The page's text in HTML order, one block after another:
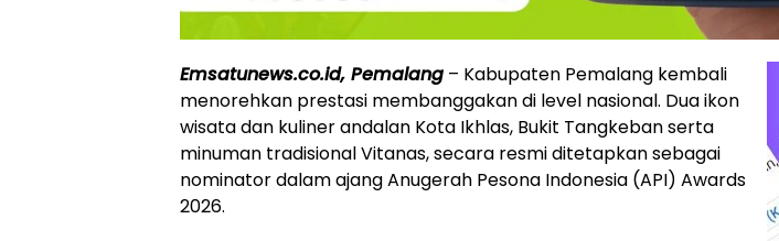
Emsatunews.co.id, Pemalang – Kabupaten Pemalang kembali
menorehkan prestasi membanggakan di level nasional. Dua ikon
wisata dan kuliner andalan Kota Ikhlas, Bukit Tangkeban serta
minuman tradisional Vitanas, secara resmi ditetapkan sebagai
nominator dalam ajang Anugerah Pesona Indonesia (API) Awards
2026.